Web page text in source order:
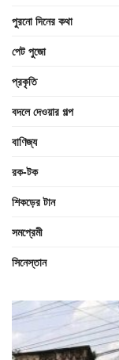
পুরনো দিনের কথা
পেট পুজো
প্রকৃতি
বদলে দেওয়ার গল্প
বাণিজ্য
রক-টক
শিকড়ের টান
সমপ্রেমী
সিনেস্তান